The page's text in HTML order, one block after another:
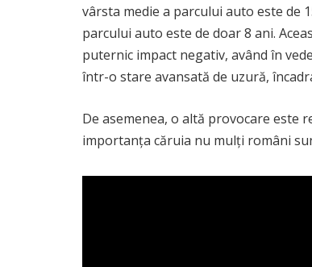
vârsta medie a parcului auto este de
parcului auto este de doar 8 ani.
puternic impact negativ, având în
într-o stare avansată de uzură,
De asemenea, o altă provocare este
importanța căruia nu mulți români